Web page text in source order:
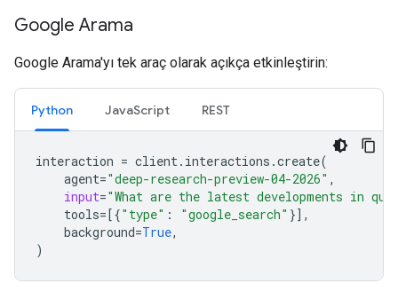
Google Arama
Google Arama'yı tek araç olarak açıkça etkinleştirin:
Python JavaScript REST
interaction = client. interactions .create(
agent="deep-research-preview-04-2026" ,
input="What are the latest developments in
tools=[{"type" : "google_search" }],
background=True,
)